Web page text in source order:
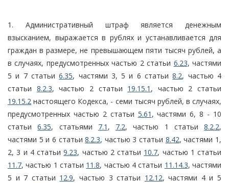
1. Административный штраф является денежным
взысканием, выражается в рублях и устанавливается для
граждан в размере, не превышающем пяти тысяч рублей, а
в случаях, предусмотренных частью 2 статьи 6.23, частями
5 и 7 статьи6.35, частями 3, 5 и 6 статьи8.2, частью 4
статьи 8.2.3, частью 2 статьи 19.15.1 , частью 2 статьи
19.15.2 настоящего Кодекса, - семи тысяч рублей, в случаях,
предусмотренных частью 2 статьи 5.61 , частями 6, 8 - 10
статьи6.35, статьями 7.1 , 7.2, частью 1 статьи 8.2.2,
частями 5 и 6 статьи8.2.3, частью 3 статьи 8.42, частями 1,
2, 3 и 4 статьи9.23, частью 2 статьи 10.7, частью 1 статьи
11.7, частью 1 статьи 11.8, частью 4 статьи 11.14.3, частями
5 и 7 статьи 12.9, частью 3 статьи 12.12, частями 4 и 5